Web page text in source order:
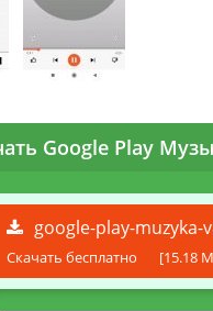
Google Play
google-play-muzyka-
Скачать бесплатно [15.18